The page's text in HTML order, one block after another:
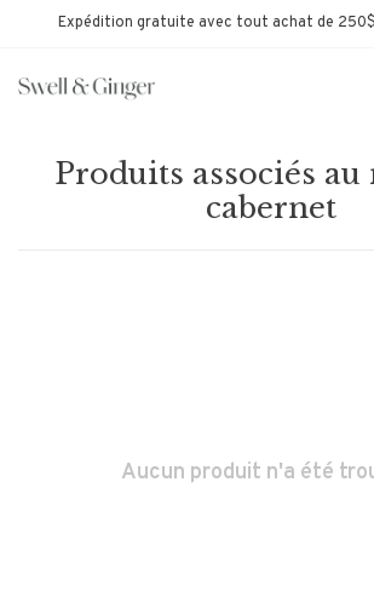
Expédition gratuite avec tout achat de
Produits associés
cabernet
Aucun produit n'a été